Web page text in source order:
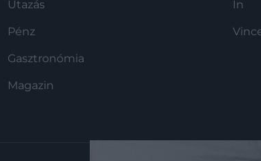
Utazás
Pénz
Gasztronómia
Magazin
In